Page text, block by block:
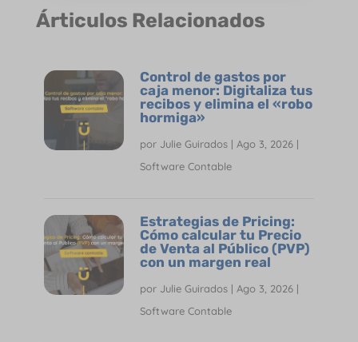
Árticulos Relacionados
Control de gastos por
caja menor: Digitaliza tus
recibos y elimina el «robo
hormiga»
por Julie Guirados| Ago 3, 2026|
Software Contable
Estrategias de Pricing:
Cómo calcular tu Precio
de Venta al Público (PVP)
con un margen real
por Julie Guirados| Ago 3, 2026|
Software Contable